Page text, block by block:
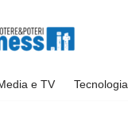
e TV Tecnologia